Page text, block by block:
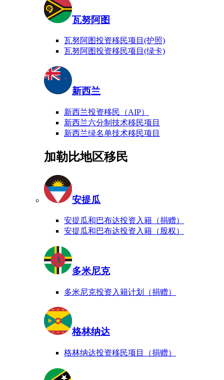
瓦努阿图
瓦努阿图投资移民项目(护照)
瓦努阿图投资移民项目(绿卡)
新西兰
新西兰投资移民（AIP）
新西兰六分制技术移民项目
新西兰绿名单技术移民项目
加勒比地区移民
安提瓜
安提瓜和巴布达投资入籍（捐赠）
安提瓜和巴布达投资入籍（股权）
多米尼克
多米尼克投资入籍计划（捐赠）
格林纳达
格林纳达投资移民项目（捐赠）